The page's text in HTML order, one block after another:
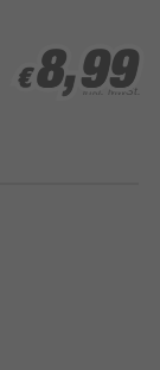
€ 8,99
€ 8,99
€ 8,99
inkl. MwSt.